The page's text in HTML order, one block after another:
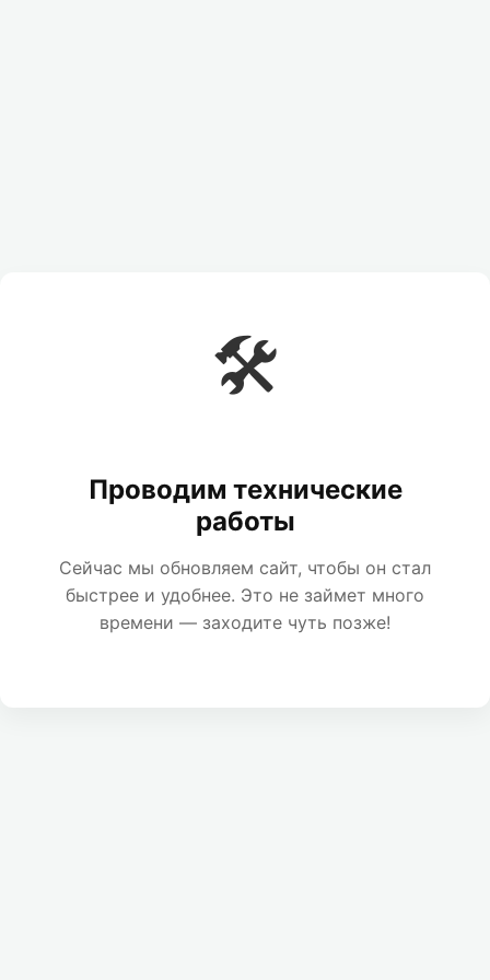
🛠️
Проводим технические
работы
Сейчас мы обновляем сайт, чтобы он стал
быстрее и удобнее. Это не займет много
времени — заходите чуть позже!